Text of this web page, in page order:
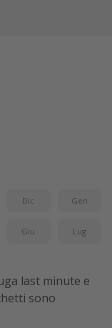
Dic Gen
Giu Lug
last minute e
sono